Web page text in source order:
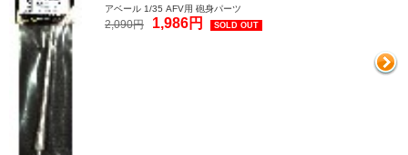
アベール 1/35 AFV用 砲身パーツ
2,090円 1,986円 SOLD OUT